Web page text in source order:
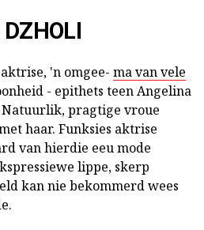
'n omgee- ma van vele
- epithets teen Angelina
Natuurlik, pragtige vroue
haar. Funksies aktrise
van hierdie eeu mode
lippe, skerp
kan nie bekommerd wees